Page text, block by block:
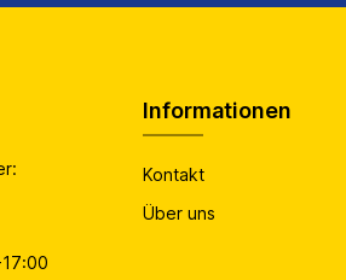
Informationen
Kontakt
Über uns